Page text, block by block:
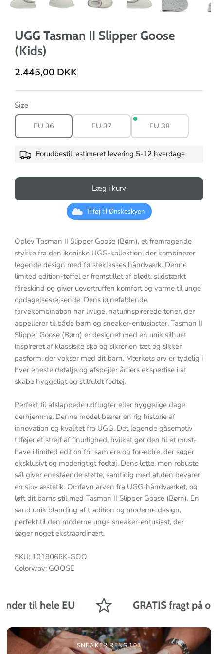
UGG Tasman II Slipper Goose
(Kids)
2.445,00 DKK
Size
EU 36 EU 37 EU 38
Forudbestil, estimeret levering 5-12 hverdage
Læg i kurv
Tilføj til Ønskeskyen
Oplev Tasman II Slipper Goose (Børn), et fremragende
stykke fra den ikoniske UGG-kollektion, der kombinerer
legende design med førsteklasses håndværk. Denne
limited edition-tøffel er fremstillet af blødt, slidstærkt
fåreskind og giver uovertruffen komfort og varme til unge
opdagelsesrejsende. Dens iøjnefaldende
farvekombination har livlige, naturinspirerede toner, der
appellerer til både børn og sneaker-entusiaster. Tasman II
Slipper Goose (Børn) er designet med en unik silhuet
inspireret af klassiske sko og sikrer en tæt og sikker
pasform, der vokser med dit barn. Mærkets arv er tydelig i
hver eneste detalje og afspejler årtiers ekspertise i at
skabe hyggeligt og stilfuldt fodtøj.
Perfekt til afslappede udflugter eller hyggelige dage
derhjemme. Denne model bærer en rig historie af
innovation og kvalitet fra UGG. Det legende gåsemotiv
tilføjer et strejf af finurlighed, hvilket gør den til et must-
have i limited edition for samlere og forældre, der søger
eksklusivt og moderigtigt fodtøj. Dens lette, men robuste
sål giver enestående støtte, samtidig med at den bevarer
en sjov æstetik. Omfavn arven fra UGG-håndværket, og
løft dit barns stil med Tasman II Slipper Goose (Børn). En
sand unik blanding af tradition og moderne design,
perfekt til den moderne unge sneaker-entusiast, der
søger noget ekstraordinært.
SKU: 1019066K-GOO
Colorway: GOOSE
til hele EU GRATIS fragt på
SNEAKER RENS 101